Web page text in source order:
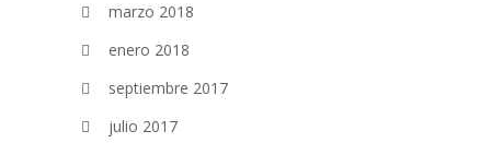
marzo 2018
enero 2018
septiembre 2017
julio 2017